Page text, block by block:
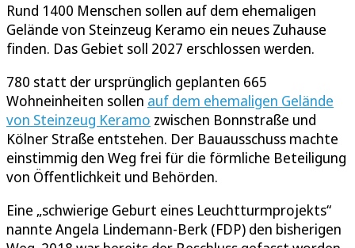
Rund 1400 Menschen sollen auf dem ehemaligen
Gelände von Steinzeug Keramo ein neues Zuhause
finden. Das Gebiet soll 2027 erschlossen werden.
780 statt der ursprünglich geplanten 665
Wohneinheiten sollen auf dem ehemaligen Gelände
von Steinzeug Keramo zwischen Bonnstraße und
Kölner Straße entstehen. Der Bauausschuss machte
einstimmig den Weg frei für die förmliche Beteiligung
von Öffentlichkeit und Behörden.
Eine „schwierige Geburt eines Leuchtturmprojekts“
nannte Angela Lindemann-Berk (FDP) den bisherigen